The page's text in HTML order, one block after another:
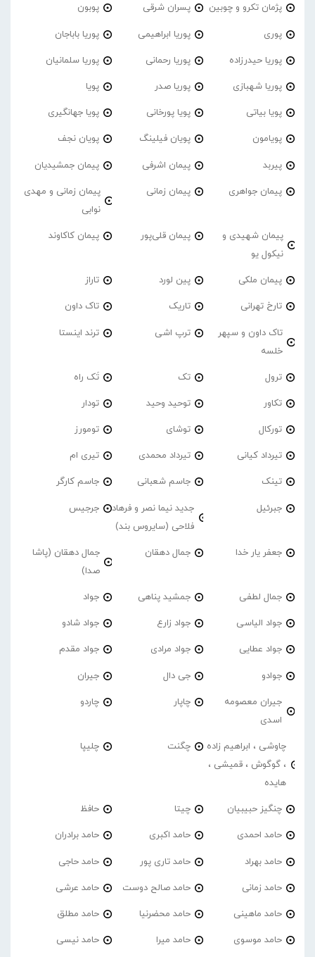
پژمان تکرو و چوبین پسران شرقی پوبون
پوری پوریا ابراهیمی پوریا باباجان
پوریا حیدرزاده پوریا رحمانی پوریا سلمانیان
پوریا شهبازی پوریا صدر پویا
پویا بیاتی پویا پورخانی پویا جهانگیری
پویامون پویان فیلینگ پویان نجف
پیربد پیمان اشرفی پیمان جمشیدیان
پیمان جواهری پیمان زمانی
پیمان زمانی و مهدی
نوابی
پیمان شهیدی و
نیکول یو
پیمان قلی‌پور پیمان کاکاوند
پیمان ملکی پین لورد تاراز
تارخ تهرانی تاریک تاک داون
تاک داون و سپهر
خلسه
ترپ اشی ترند اینستا
ترول تک تَک راه
تکاور توحید وحید تودار
تورکال توشای تومورز
تیرداد کیانی تیرداد محمدی تیری ام
تینک جاسم شعبانی جاسم کارگر
جبرئیل
جدید نیما نصر و فرهاد
فلاحی (سایروس بند)
جرجیس
جعفر یار خدا جمال دهقان
جمال دهقان (پاشا
صدا)
جمال لطفی جمشید پناهی جواد
جواد الیاسی جواد زارع جواد شادو
جواد عطایی جواد مرادی جواد مقدم
جوادو جی دال جیران
جیران معصومه
اسدی
چاپار چاردو
چاوشی ، ابراهیم زاده
، گوگوش ، قمیشی ،
هایده
چگنت چلیپا
چنگیز حبیبیان چیتا حافظ
حامد احمدی حامد اکبری حامد برادران
حامد بهراد حامد تاری پور حامد حاجی
حامد زمانی حامد صالح دوست حامد عرشی
حامد ماهینی حامد محضرنیا حامد مطلق
حامد موسوی حامد میرا حامد نیسی